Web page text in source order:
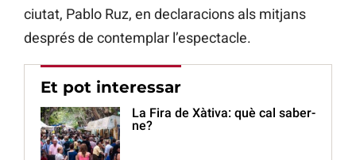
ciutat, Pablo Ruz, en declaracions als mitjans
després de contemplar l’espectacle.
Et pot interessar
La Fira de Xàtiva: què cal saber-
ne?